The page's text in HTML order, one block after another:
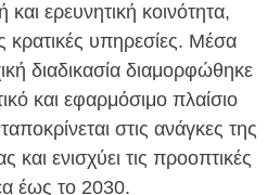
ερευνητική κοινότητα,
κρατικές υπηρεσίες. Μέσα
διαδικασία διαμορφώθηκε
και εφαρμόσιμο πλαίσιο
στις ανάγκες της
και ενισχύει τις προοπτικές
έως το 2030.